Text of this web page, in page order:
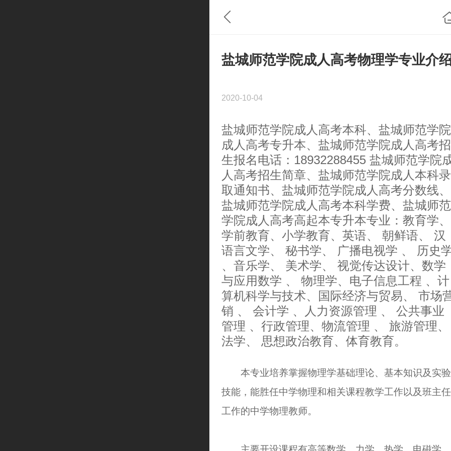
盐城师范学院成人高考物理学专业介
2020-10-04
盐城师范学院成人高考本科、盐城师范学院
成人高考专升本、盐城师范学院成人高考招
生报名电话：18932288455 盐城师范学院
人高考招生简章、盐城师范学院成人本科录
取通知书、盐城师范学院成人高考分数线、
盐城师范学院成人高考本科学费、盐城师范
学院成人高考高起本专升本专业：教育学、
学前教育、小学教育、英语、 朝鲜语、 汉
语言文学、 秘书学、 广播电视学 、 历史
、音乐学、 美术学、 视觉传达设计、数学
与应用数学 、 物理学、电子信息工程 、计
算机科学与技术、国际经济与贸易、 市场
销 、 会计学 、人力资源管理 、 公共事业
管理 、行政管理、物流管理 、 旅游管理、
法学、 思想政治教育、体育教育。
本专业培养掌握物理学基础理论、基本知识及实验
技能，能胜任中学物理和相关课程教学工作以及班主任
工作的中学物理教师。